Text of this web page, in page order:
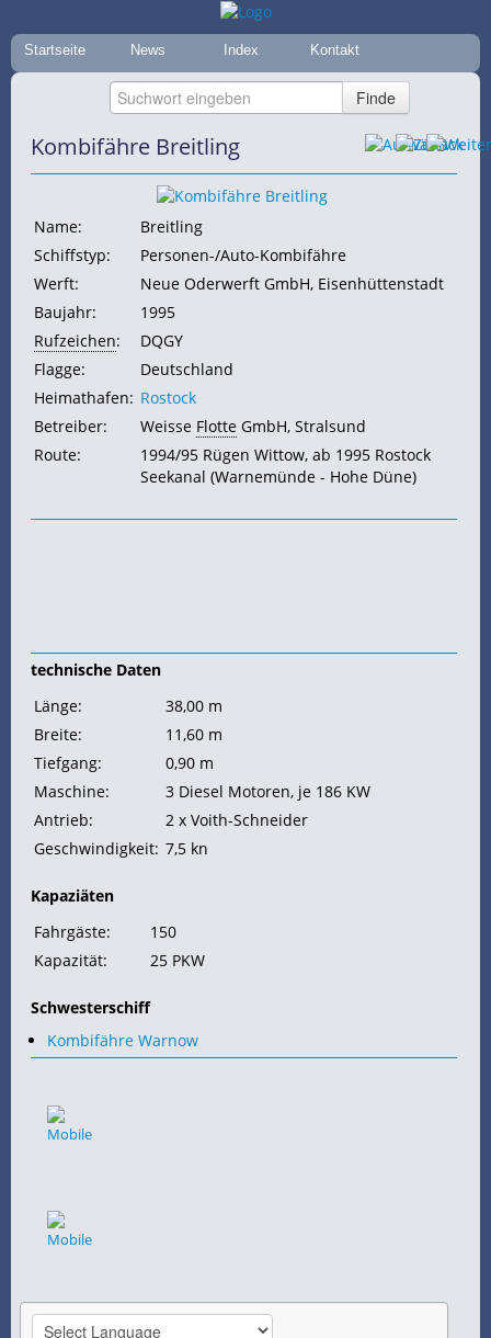
Startseite News Index Kontakt
Kombifähre Breitling
Name:
Breitling
Schiffstyp:
Personen-/Auto-Kombifähre
Werft:
Neue Oderwerft GmbH, Eisenhüttenstadt
Baujahr:
1995
Rufzeichen:
DQGY
Flagge:
Deutschland
Heimathafen: Rostock
Betreiber:
Weisse Flotte GmbH, Stralsund
Route:
1994/95 Rügen Wittow, ab 1995 Rostock
Seekanal (Warnemünde - Hohe Düne)
technische Daten
Länge:
38,00 m
Breite:
11,60 m
Tiefgang:
0,90 m
Maschine:
3 Diesel Motoren, je 186 KW
Antrieb:
2 x Voith-Schneider
Geschwindigkeit: 7,5 kn
Kapaziäten
Fahrgäste:
150
Kapazität:
25 PKW
Schwesterschiff
Kombifähre Warnow